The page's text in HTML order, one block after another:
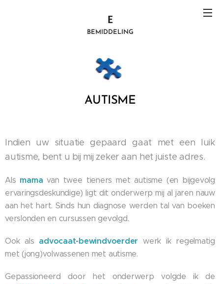
E
BEMIDDELING
AUTISME
Indien uw situatie gepaard gaat met een luik
autisme, bent u bij mij zeker aan het juiste adres.
Als mama van twee tieners met autisme (en bijgevolg
ervaringsdeskundige) ligt dit onderwerp mij al jaren nauw
aan het hart. Sinds hun diagnose werden tal van boeken
verslonden en cursussen gevolgd.
Ook als advocaat-bewindvoerder werk ik regelmatig
met (jong)volwassenen met autisme.
Gepassioneerd door het onderwerp volgde ik de